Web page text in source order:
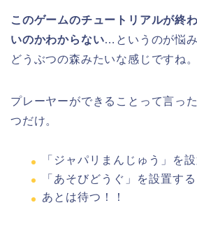
このゲームのチュートリアルが終
いのかわからない…というのが悩
どうぶつの森みたいな感じですね。
プレーヤーができることって言っ
つだけ。
「ジャパリまんじゅう」を
「あそびどうぐ」を設置する
あとは待つ！！